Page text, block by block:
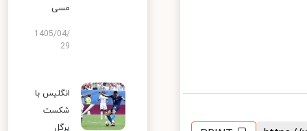
مسی
1405/04/
29
انگلیس با
شکست
پرگل